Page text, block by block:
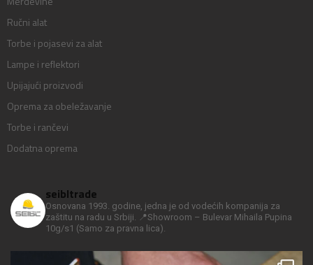
Ručni alat
Torbe i pojasevi za alat
Lampe i reflektori
Upijajući proizvodi
Oprema za obeležavanje
Torbe i rančevi
Dodatna oprema
seibltrade
Osnovana 1993. godine, jedna je od vodećih kompanija za
zaštitu na radu u Srbiji.
📍Showroom – Bulevar Mihaila Pupina
10g/s1 (Samo za pravna lica).